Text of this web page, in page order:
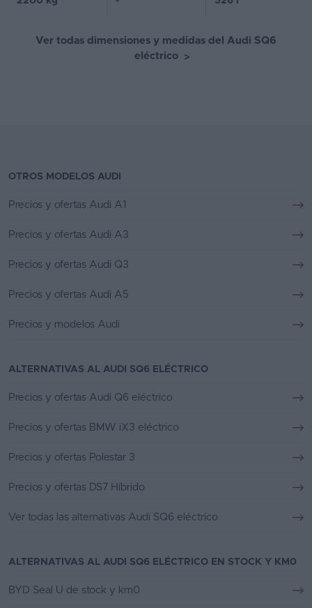
Ver todas dimensiones y medidas del Audi SQ6
eléctrico
>
OTROS MODELOS AUDI
Precios y ofertas Audi A1
Precios y ofertas Audi A3
Precios y ofertas Audi Q3
Precios y ofertas Audi A5
Precios y modelos Audi
ALTERNATIVAS AL AUDI SQ6 ELÉCTRICO
Precios y ofertas Audi Q6 eléctrico
Precios y ofertas BMW iX3 eléctrico
Precios y ofertas Polestar 3
Precios y ofertas DS7 Híbrido
Ver todas las alternativas Audi SQ6 eléctrico
ALTERNATIVAS AL AUDI SQ6 ELÉCTRICO EN STOCK Y KM0
BYD Seal U de stock y km0